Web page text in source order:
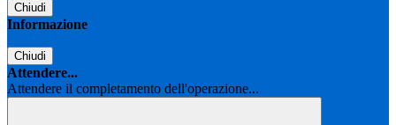
Chiudi
Informazione
Chiudi
Attendere...
Attendere il completamento dell'operazione...